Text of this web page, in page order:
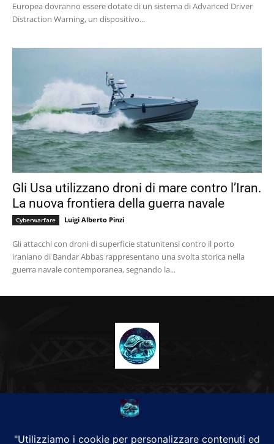
Europea dovranno essere dotate di un sistema di Advanced Driver
Distraction Warning, un dispositivo...
Gli Usa utilizzano droni di mare contro l’Iran.
La nuova frontiera della guerra navale
Cyberwarfare Luigi Alberto Pinzi
Gli attacchi con droni di superficie statunitensi contro il porto
iraniano di Bandar Abbas rappresentano una svolta storica nella
guerra navale contemporanea, segnando la...
CHI SIAMO
Alground Geopolitica e Cyberwarfare.